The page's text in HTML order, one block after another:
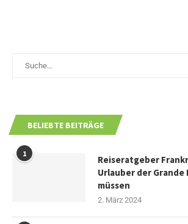
BELIEBTE BEITRÄGE
1
Reiseratgeber
Urlauber der Grande
müssen
2. März 2024